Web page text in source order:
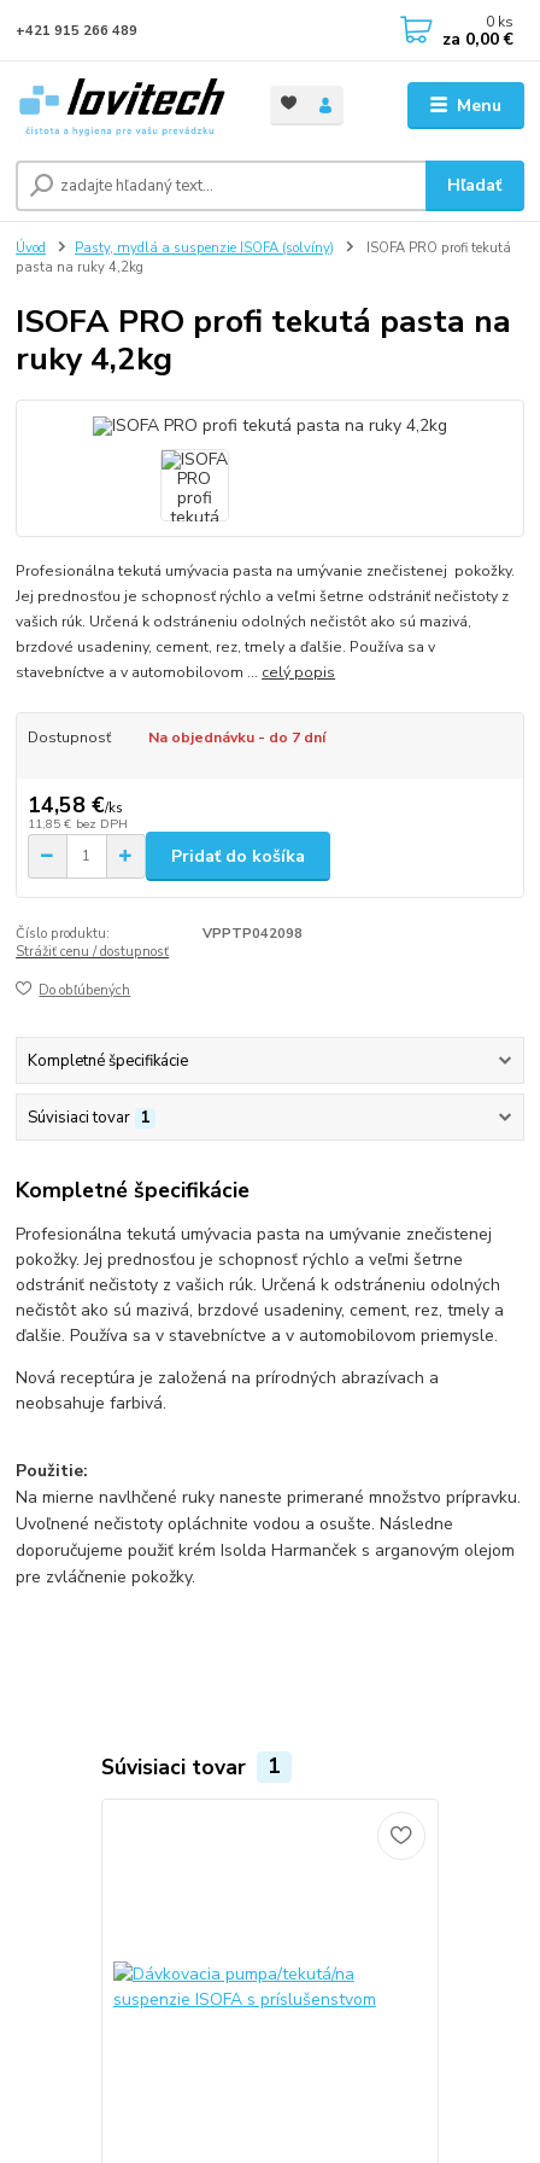
Menu
Hľadať
+421 915 266 489 0 ks
za 0,00 €
Úvod Pasty, mydlá a suspenzie ISOFA (solvíny)
ISOFA PRO profi tekutá
pasta na ruky 4,2kg
ISOFA PRO profi tekutá pasta na
ruky 4,2kg
Profesionálna tekutá umývacia pasta na umývanie znečistenej pokožky.
Jej prednosťou je schopnosť rýchlo a veľmi šetrne odstrániť nečistoty z
vašich rúk. Určená k odstráneniu odolných nečistôt ako sú mazivá,
brzdové usadeniny, cement, rez, tmely a ďalšie. Používa sa v
stavebníctve a v automobilovom ... celý popis
Dostupnosť Na objednávku - do 7 dní
14,58 €/ks
11,85 € bez DPH
Pridať do košíka
Číslo produktu:
VPPTP042098
Strážiť cenu / dostupnosť
Do obľúbených
Kompletné špecifikácie
Súvisiaci tovar 1
Kompletné špecifikácie
Profesionálna tekutá umývacia pasta na umývanie znečistenej
pokožky. Jej prednosťou je schopnosť rýchlo a veľmi šetrne
odstrániť nečistoty z vašich rúk. Určená k odstráneniu odolných
nečistôt ako sú mazivá, brzdové usadeniny, cement, rez, tmely a
ďalšie. Používa sa v stavebníctve a v automobilovom priemysle.
Nová receptúra je založená na prírodných abrazívach a
neobsahuje farbivá.
Použitie:
Na mierne navlhčené ruky naneste primerané množstvo prípravku.
Uvoľnené nečistoty opláchnite vodou a osušte. Následne
doporučujeme použiť krém Isolda Harmanček s arganovým olejom
pre zvláčnenie pokožky.
Súvisiaci tovar 1